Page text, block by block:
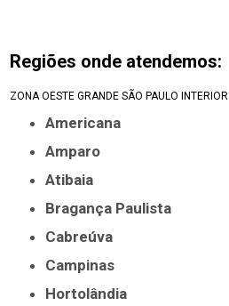
Regiões onde atendemos:
ZONA OESTE GRANDE SÃO PAULO INTERIOR
Americana
Amparo
Atibaia
Bragança Paulista
Cabreúva
Campinas
Hortolândia